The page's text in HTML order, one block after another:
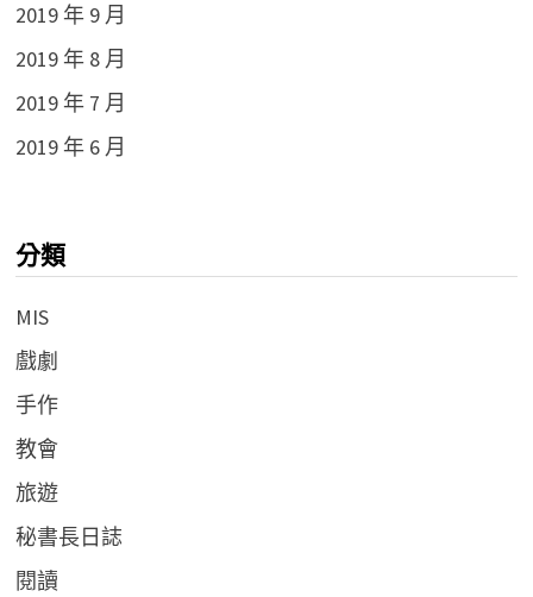
2019 年 9 月
2019 年 8 月
2019 年 7 月
2019 年 6 月
分類
MIS
戲劇
手作
教會
旅遊
秘書長日誌
閱讀